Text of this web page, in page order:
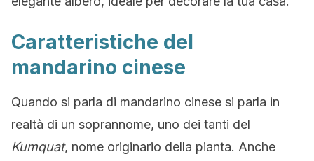
Caratteristiche del
mandarino cinese
Quando si parla di mandarino cinese si parla in
realtà di un soprannome, uno dei tanti del
Kumquat, nome originario della pianta. Anche